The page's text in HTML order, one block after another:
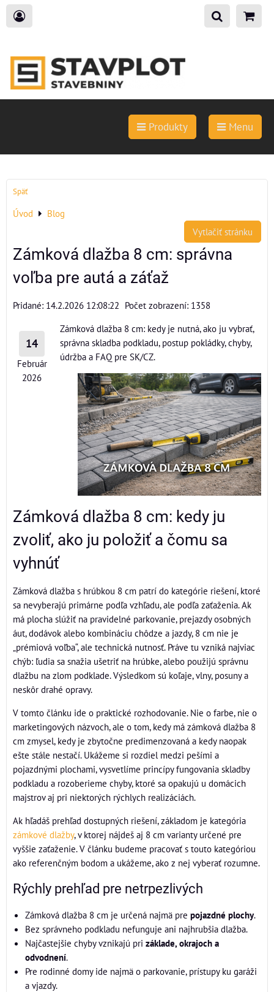
Produkty Menu
Späť
Úvod
Blog
Vytlačiť stránku
Zámková dlažba 8 cm: správna
voľba pre autá a záťaž
Pridané: 14.2.2026 12:08:22 Počet zobrazení: 1358
14
Február
2026
Zámková dlažba 8 cm: kedy je nutná, ako ju vybrať,
správna skladba podkladu, postup pokládky, chyby,
údržba a FAQ pre SK/CZ.
Zámková dlažba 8 cm: kedy ju
zvoliť, ako ju položiť a čomu sa
vyhnúť
Zámková dlažba s hrúbkou 8 cm patrí do kategórie riešení, ktoré
sa nevyberajú primárne podľa vzhľadu, ale podľa zaťaženia. Ak
má plocha slúžiť na pravidelné parkovanie, prejazdy osobných
áut, dodávok alebo kombináciu chôdze a jazdy, 8 cm nie je
„prémiová voľba“, ale technická nutnosť. Práve tu vzniká najviac
chýb: ľudia sa snažia ušetriť na hrúbke, alebo použijú správnu
dlažbu na zlom podklade. Výsledkom sú koľaje, vlny, posuny a
neskôr drahé opravy.
V tomto článku ide o praktické rozhodovanie. Nie o farbe, nie o
marketingových názvoch, ale o tom, kedy má zámková dlažba 8
cm zmysel, kedy je zbytočne predimenzovaná a kedy naopak
ešte stále nestačí. Ukážeme si rozdiel medzi pešími a
pojazdnými plochami, vysvetlíme princípy fungovania skladby
podkladu a rozoberieme chyby, ktoré sa opakujú u domácich
majstrov aj pri niektorých rýchlych realizáciách.
Ak hľadáš prehľad dostupných riešení, základom je kategória
zámkové dlažby, v ktorej nájdeš aj 8 cm varianty určené pre
vyššie zaťaženie. V článku budeme pracovať s touto kategóriou
ako referenčným bodom a ukážeme, ako z nej vyberať rozumne.
Rýchly prehľad pre netrpezlivých
Zámková dlažba 8 cm je určená najmä pre pojazdné plochy.
Bez správneho podkladu nefunguje ani najhrubšia dlažba.
Najčastejšie chyby vznikajú pri základe, okrajoch a
odvodnení.
Pre rodinné domy ide najmä o parkovanie, prístupy ku garáži
a vjazdy.